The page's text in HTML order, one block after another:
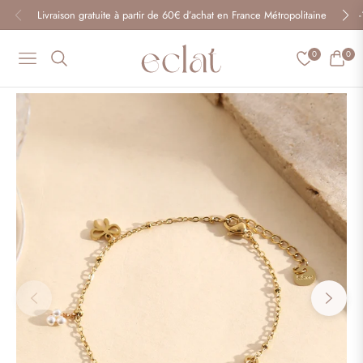
Livraison gratuite à partir de 60€ d’achat en France Métropolitaine
Navigation 0 Panier
0